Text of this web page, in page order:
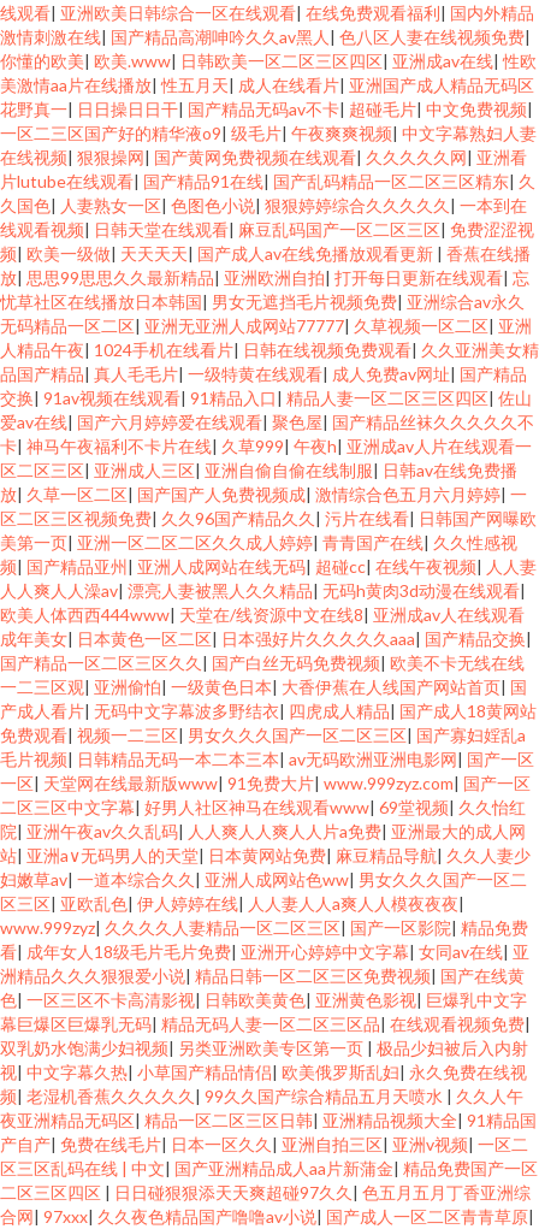
线观看| 亚洲欧美日韩综合一区在线观看| 在线免费观看福利| 国内外精品
激情刺激在线| 国产精品高潮呻吟久久av黑人 | 色八区人妻在线视频免费|
你懂的欧美| 欧美.www| 日韩欧美一区二区三区四区| 亚洲成av在线|性欧
美激情aa片在线播放|性五月天| 成人在线看片| 亚洲国产成人精品无码区
花野真一| 日日操日日干| 国产精品无码av不卡| 超碰毛片| 中文免费视频|
一区二三区国产好的精华液o9| 级毛片| 午夜爽爽视频| 中文字幕熟妇人妻
在线视频| 狠狠操网| 国产黄网免费视频在线观看| 久久久久久网| 亚洲看
片lutube在线观看| 国产精品91在线| 国产乱码精品一区二区三区精东| 久
久国色| 人妻熟女一区| 色图色小说| 狠狠婷婷综合久久久久久 | 一本到在
线观看视频| 日韩天堂在线观看| 麻豆乱码国产一区二区三区| 免费涩涩视
频| 欧美一级做| 天天天天| 国产成人av在线免播放观看更新 | 香蕉在线播
放| 思思99思思久久最新精品| 亚洲欧洲自拍| 打开每日更新在线观看| 忘
忧草社区在线播放日本韩国| 男女无遮挡毛片视频免费| 亚洲综合av永久
无码精品一区二区| 亚洲无亚洲人成网站77777| 久草视频一区二区| 亚洲
人精品午夜| 1024手机在线看片| 日韩在线视频免费观看| 久久亚洲美女精
品国产精品| 真人毛毛片| 一级特黄在线观看| 成人免费av网址| 国产精品
交换| 91av视频在线观看| 91精品入口| 精品人妻一区二区三区四区| 佐山
爱av在线| 国产六月婷婷爱在线观看| 聚色屋| 国产精品丝袜久久久久久不
卡| 神马午夜福利不卡片在线| 久草999| 午夜h| 亚洲成av人片在线观看一
区二区三区| 亚洲成人三区| 亚洲自偷自偷在线制服| 日韩av在线免费播
放| 久草一区二区| 国产国产人免费视频成| 激情综合色五月六月婷婷| 一
区二区三区视频免费| 久久96国产精品久久 | 污片在线看| 日韩国产网曝欧
美第一页| 亚洲一区二区二区久久成人婷婷| 青青国产在线| 久久性感视
频| 国产精品亚州| 亚洲人成网站在线无码| 超碰cc| 在线午夜视频| 人人妻
人人爽人人澡av| 漂亮人妻被黑人久久精品| 无码h黄肉3d动漫在线观看|
欧美人体西西444www| 天堂在/线资源中文在线8| 亚洲成av人在线观看
成年美女| 日本黄色一区二区| 日本强好片久久久久久aaa| 国产精品交换|
国产精品一区二区三区久久 | 国产白丝无码免费视频| 欧美不卡无线在线
一二三区观| 亚洲偷怕| 一级黄色日本| 大香伊蕉在人线国产网站首页| 国
产成人看片| 无码中文字幕波多野结衣| 四虎成人精品| 国产成人18黄网站
免费观看| 视频一二三区| 男女久久久国产一区二区三区| 国产寡妇婬乱a
毛片视频| 日韩精品无码一本二本三本| av无码欧洲亚洲电影网| 国产一区
一区| 天堂网在线最新版www| 91免费大片| www.999zyz.com| 国产一区
二区三区中文字幕| 好男人社区神马在线观看www| 69堂视频| 久久怡红
院| 亚洲午夜av久久乱码| 人人爽人人爽人人片a免费| 亚洲最大的成人网
站| 亚洲a∨无码男人的天堂| 日本黄网站免费| 麻豆精品导航| 久久人妻少
妇嫩草av| 一道本综合久久 | 亚洲人成网站色ww| 男女久久久国产一区二
区三区| 亚欧乱色| 伊人婷婷在线| 人人妻人人a爽人人模夜夜夜|
www.999zyz| 久久久久人妻精品一区二区三区| 国产一区影院| 精品免费
看| 成年女人18级毛片毛片免费| 亚洲开心婷婷中文字幕| 女同av在线| 亚
洲精品久久久狠狠爱小说| 精品日韩一区二区三区免费视频| 国产在线黄
色| 一区三区不卡高清影视| 日韩欧美黄色| 亚洲黄色影视| 巨爆乳中文字
幕巨爆区巨爆乳无码| 精品无码人妻一区二区三区品| 在线观看视频免费|
双乳奶水饱满少妇视频| 另类亚洲欧美专区第一页 | 极品少妇被后入内射
视| 中文字幕久热| 小草国产精品情侣| 欧美俄罗斯乱妇| 永久免费在线视
频| 老湿机香蕉久久久久久 | 99久久国产综合精品五月天喷水 | 久久人午
夜亚洲精品无码区| 精品一区二区三区日韩| 亚洲精品视频大全| 91精品国
产自产| 免费在线毛片| 日本一区久久 | 亚洲自拍三区| 亚洲v视频| 一区二
区三区乱码在线 | 中文| 国产亚洲精品成人aa片新蒲金| 精品免费国产一区
二区三区四区 | 日日碰狠狠添天天爽超碰97久久 | 色五月五月丁香亚洲综
合网| 97xxx| 久久夜色精品国产噜噜av小说| 国产成人一区二区青青草原|